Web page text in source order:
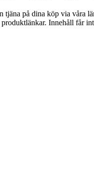
tjäna på dina köp via våra
Innehåll får